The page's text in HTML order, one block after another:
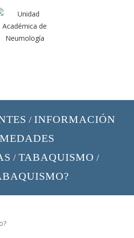
/ INFORMACIÓN
/ TABAQUISMO /